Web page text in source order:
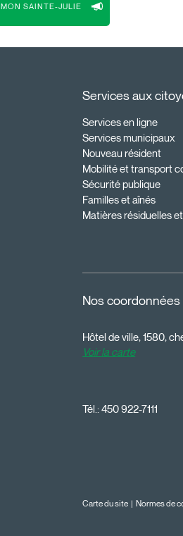
MON SAINTE-JULIE
Services aux
Services en ligne
Services municipaux
Nouveau résident
Mobilité et transport
Sécurité publique
Familles et aînés
Matières résiduelles
Nos coordonnées
Hôtel de ville, 1580,
Voir la carte
Tél.:450 922-7111
Carte du site |Normes de